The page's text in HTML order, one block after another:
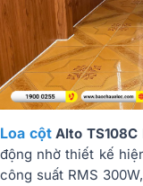
Loa cộtAlto TS108C
động nhờ thiết kế
công suất RMS